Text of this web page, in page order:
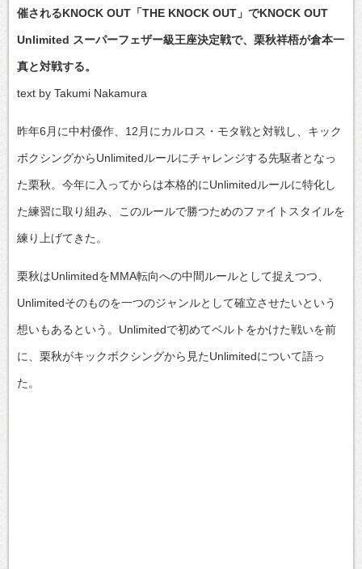
催されるKNOCK OUT「THE KNOCK OUT」でKNOCK OUT
Unlimited スーパーフェザー級王座決定戦で、栗秋祥梧が倉本一
真と対戦する。
text by Takumi Nakamura
昨年6月に中村優作、12月にカルロス・モタ戦と対戦し、キック
ボクシングからUnlimitedルールにチャレンジする先駆者となっ
た栗秋。今年に入ってからは本格的にUnlimitedルールに特化し
た練習に取り組み、このルールで勝つためのファイトスタイルを
練り上げてきた。
栗秋はUnlimitedをMMA転向への中間ルールとして捉えつつ、
Unlimitedそのものを一つのジャンルとして確立させたいという
想いもあるという。Unlimitedで初めてベルトをかけた戦いを前
に、栗秋がキックボクシングから見たUnlimitedについて語っ
た。